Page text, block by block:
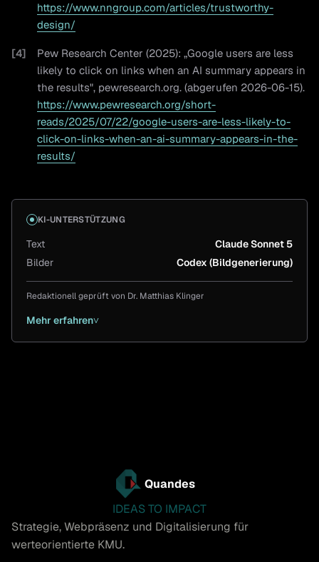
https://www.nngroup.com/articles/trustworthy-
design/
[4]
Pew Research Center (2025): „Google users are less
likely to click on links when an AI summary appears in
the results", pewresearch.org. (abgerufen 2026-06-15).
https://www.pewresearch.org/short-
reads/2025/07/22/google-users-are-less-likely-to-
click-on-links-when-an-ai-summary-appears-in-the-
results/
KI-UNTERSTÜTZUNG
Text
Claude Sonnet 5
Bilder
Codex (Bildgenerierung)
Redaktionell geprüft von Dr. Matthias Klinger
Mehr erfahren˅
Quandes
IDEAS TO IMPACT
Strategie, Webpräsenz und Digitalisierung für
werteorientierte KMU.